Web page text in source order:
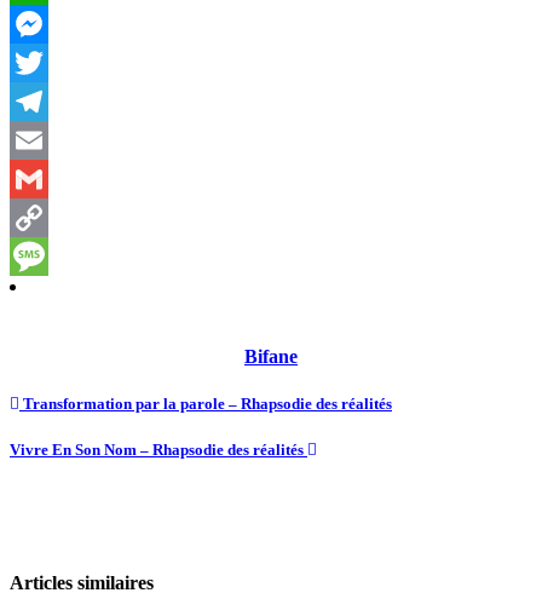
WhatsApp
Messenger
Twitter
Telegram
Email
Gmail
Copy
Link
Message
Bifane
Transformation par la parole – Rhapsodie des réalités
Vivre En Son Nom – Rhapsodie des réalités
Articles similaires